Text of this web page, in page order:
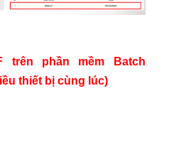
trên phần mềm Batch
thiết bị cùng lúc)